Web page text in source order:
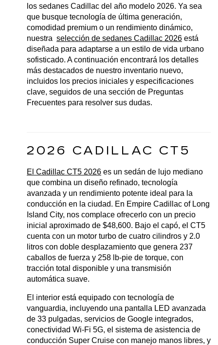
los sedanes Cadillac del año modelo 2026. Ya sea
que busque tecnología de última generación,
comodidad premium o un rendimiento dinámico,
nuestra selección de sedanes Cadillac 2026 está
diseñada para adaptarse a un estilo de vida urbano
sofisticado. A continuación encontrará los detalles
más destacados de nuestro inventario nuevo,
incluidos los precios iniciales y especificaciones
clave, seguidos de una sección de Preguntas
Frecuentes para resolver sus dudas.
2026 CADILLAC CT5
El Cadillac CT5 2026 es un sedán de lujo mediano
que combina un diseño refinado, tecnología
avanzada y un rendimiento potente ideal para la
conducción en la ciudad. En Empire Cadillac of Long
Island City, nos complace ofrecerlo con un precio
inicial aproximado de $48,600. Bajo el capó, el CT5
cuenta con un motor turbo de cuatro cilindros y 2.0
litros con doble desplazamiento que genera 237
caballos de fuerza y 258 lb-pie de torque, con
tracción total disponible y una transmisión
automática suave.
El interior está equipado con tecnología de
vanguardia, incluyendo una pantalla LED avanzada
de 33 pulgadas, servicios de Google integrados,
conectividad Wi-Fi 5G, el sistema de asistencia de
conducción Super Cruise con manejo manos libres, y